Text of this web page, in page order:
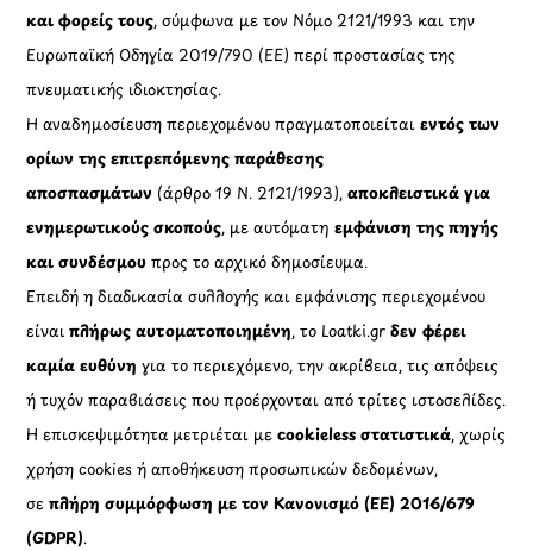
και φορείς τους, σύμφωνα με τον Νόμο 2121/1993 και την
Ευρωπαϊκή Οδηγία 2019/790 (ΕΕ) περί προστασίας της
πνευματικής ιδιοκτησίας.
Η αναδημοσίευση περιεχομένου πραγματοποιείταιεντός των
ορίων της επιτρεπόμενης παράθεσης
αποσπασμάτων (άρθρο 19 Ν. 2121/1993), αποκλειστικά για
ενημερωτικούς σκοπούς, με αυτόματηεμφάνιση της πηγής
και συνδέσμου προς το αρχικό δημοσίευμα.
Επειδή η διαδικασία συλλογής και εμφάνισης περιεχομένου
είναιπλήρως αυτοματοποιημένη, το Loatki.grδεν φέρει
καμία ευθύνη για το περιεχόμενο, την ακρίβεια, τις απόψεις
ή τυχόν παραβιάσεις που προέρχονται από τρίτες ιστοσελίδες.
Η επισκεψιμότητα μετριέται μεcookieless στατιστικά, χωρίς
χρήση cookies ή αποθήκευση προσωπικών δεδομένων,
σεπλήρη συμμόρφωση με τον Κανονισμό (ΕΕ) 2016/679
(GDPR).